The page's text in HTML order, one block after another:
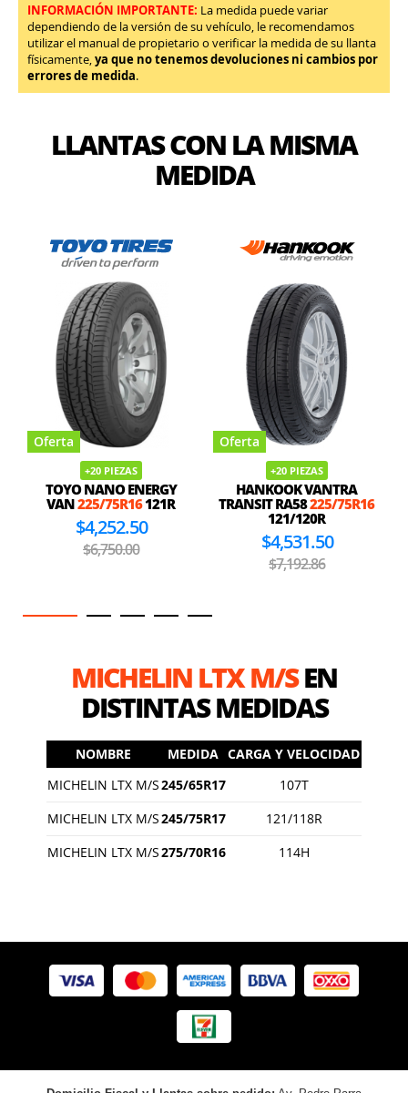
INFORMACIÓN IMPORTANTE: La medida puede variar
dependiendo de la versión de su vehículo, le recomendamos
utilizar el manual de propietario o verificar la medida de su llanta
físicamente,ya que no tenemos devoluciones ni cambios por
errores de medida.
LLANTAS CON LA MISMA
MEDIDA
Oferta
+20 PIEZAS
TOYO NANO ENERGY
VAN225/75R16121R
$4,252.50
$6,750.00
Oferta
+20 PIEZAS
HANKOOK VANTRA
TRANSIT RA58225/75R16
121/120R
$4,531.50
$7,192.86
MICHELIN LTX M/SEN
DISTINTAS MEDIDAS
NOMBRE MEDIDA CARGA Y VELOCIDAD
MICHELIN LTX M/S245/65R17
107T
MICHELIN LTX M/S245/75R17
121/118R
MICHELIN LTX M/S275/70R16 114H